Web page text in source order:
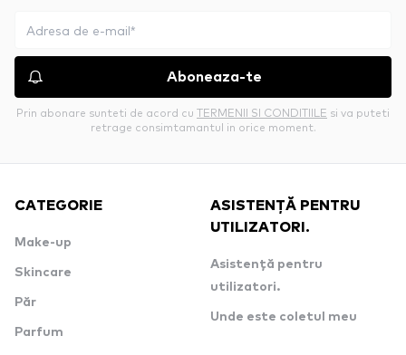
Aboneaza-te
Prin abonare sunteti de acord cu TERMENII SI CONDITIILE si va puteti
retrage consimtamantul in orice moment.
CATEGORIE
Make-up
Skincare
Păr
Parfum
ASISTENȚĂ PENTRU
UTILIZATORI.
Asistență pentru
utilizatori.
Unde este coletul meu